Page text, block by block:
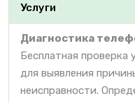
Услуги
Диагностика
Бесплатная проверка
для выявления
неисправности.